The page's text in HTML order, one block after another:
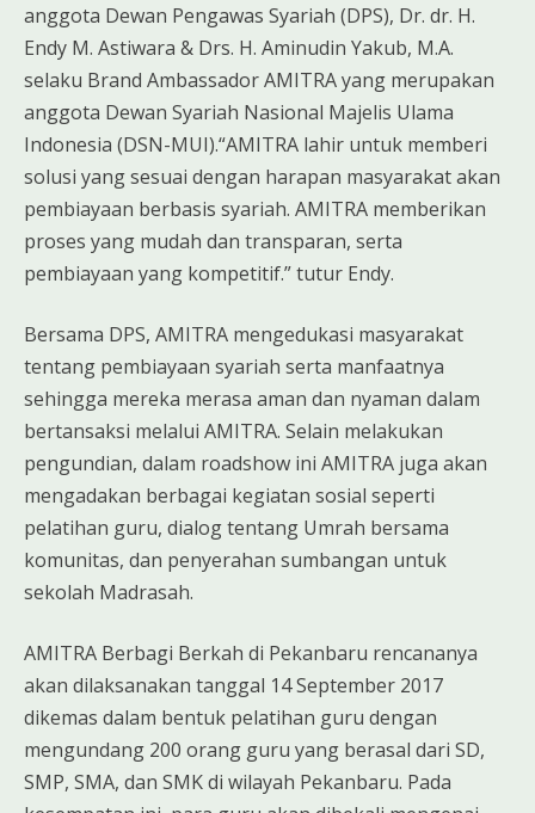
anggota Dewan Pengawas Syariah (DPS), Dr. dr. H.
Endy M. Astiwara & Drs. H. Aminudin Yakub, M.A.
selaku Brand Ambassador AMITRA yang merupakan
anggota Dewan Syariah Nasional Majelis Ulama
Indonesia (DSN-MUI).“AMITRA lahir untuk memberi
solusi yang sesuai dengan harapan masyarakat akan
pembiayaan berbasis syariah. AMITRA memberikan
proses yang mudah dan transparan, serta
pembiayaan yang kompetitif.” tutur Endy.
Bersama DPS, AMITRA mengedukasi masyarakat
tentang pembiayaan syariah serta manfaatnya
sehingga mereka merasa aman dan nyaman dalam
bertansaksi melalui AMITRA. Selain melakukan
pengundian, dalam roadshow ini AMITRA juga akan
mengadakan berbagai kegiatan sosial seperti
pelatihan guru, dialog tentang Umrah bersama
komunitas, dan penyerahan sumbangan untuk
sekolah Madrasah.
AMITRA Berbagi Berkah di Pekanbaru rencananya
akan dilaksanakan tanggal 14 September 2017
dikemas dalam bentuk pelatihan guru dengan
mengundang 200 orang guru yang berasal dari SD,
SMP, SMA, dan SMK di wilayah Pekanbaru. Pada